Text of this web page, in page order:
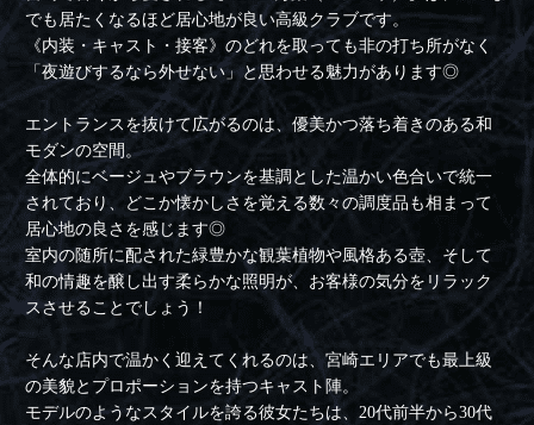
でも居たくなるほど居心地が良い高級クラブです。
《内装・キャスト・接客》のどれを取っても非の打ち所がなく
「夜遊びするなら外せない」と思わせる魅力があります◎
エントランスを抜けて広がるのは、優美かつ落ち着きのある和
モダンの空間。
全体的にベージュやブラウンを基調とした温かい色合いで統一
されており、どこか懐かしさを覚える数々の調度品も相まって
居心地の良さを感じます◎
室内の随所に配された緑豊かな観葉植物や風格ある壺、そして
和の情趣を醸し出す柔らかな照明が、お客様の気分をリラック
スさせることでしょう！
そんな店内で温かく迎えてくれるのは、宮崎エリアでも最上級
の美貌とプロポーションを持つキャスト陣。
モデルのようなスタイルを誇る彼女たちは、20代前半から30代